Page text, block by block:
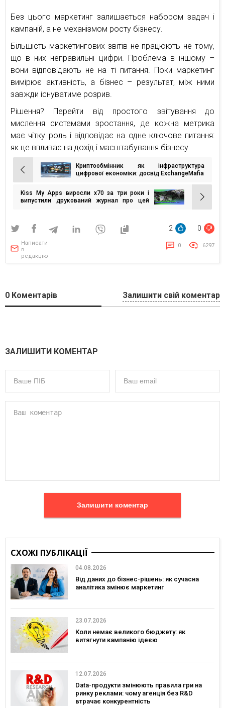
Без цього маркетинг залишається набором задач і
кампаній, а не механізмом росту бізнесу.
Більшість маркетингових звітів не працюють не тому,
що в них неправильні цифри. Проблема в іншому –
вони відповідають не на ті питання. Поки маркетинг
вимірює активність, а бізнес – результат, між ними
завжди існуватиме розрив.
Рішення? Перейти від простого звітування до
мислення системами зростання, де кожна метрика
має чітку роль і відповідає на одне ключове питання:
як це впливає на дохід і масштабування бізнесу.
Навігація
записів
Криптообмінник як інфраструктура
цифрової економіки: досвід ExchangeMafia
Kiss My Apps виросли х70 за три роки і
випустили друкований журнал про цей
2 0
Написати
в
редакцію
0 6297
0 Коментарів Залишити свій коментар
ЗАЛИШИТИ КОМЕНТАР
Залишити коментар
СХОЖІ ПУБЛІКАЦІЇ
04.08.2026
Від даних до бізнес-рішень: як сучасна
аналітика змінює маркетинг
23.07.2026
Коли немає великого бюджету: як
витягнути кампанію ідеєю
12.07.2026
Data-продукти змінюють правила гри на
ринку реклами: чому агенція без R&D
втрачає конкурентність